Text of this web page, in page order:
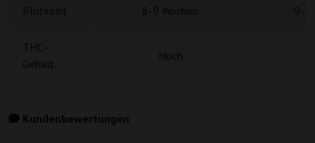
THC-
Gehalt
Hoch
Kundenbewertungen